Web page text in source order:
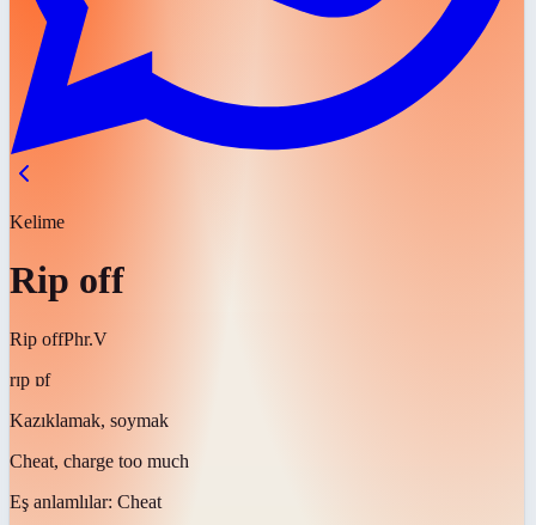
Kelime
Rip off
Rip offPhr.V
rɪp ɒf
Kazıklamak, soymak
Cheat, charge too much
Eş anlamlılar: Cheat